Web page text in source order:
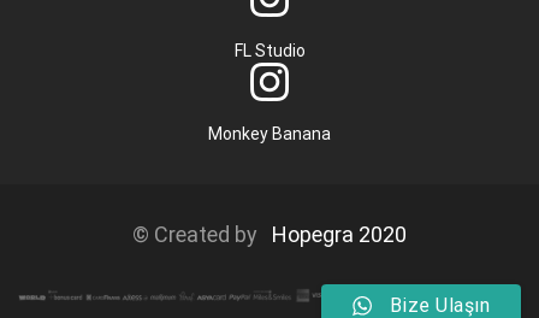
FL Studio
Monkey Banana
© Created by Hopegra 2020
Bize Ulaşın